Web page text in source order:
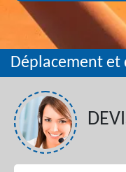
Déplacement et